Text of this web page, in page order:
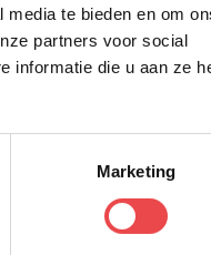
te bieden en om
partners voor social
informatie die u aan ze
Marketing